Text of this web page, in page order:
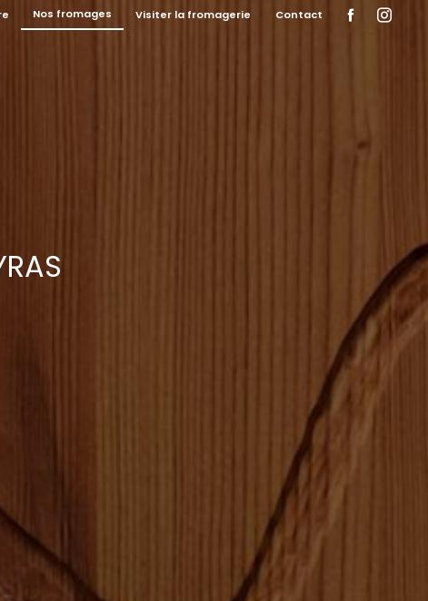
Nos fromages Visiter la fromagerie Contact